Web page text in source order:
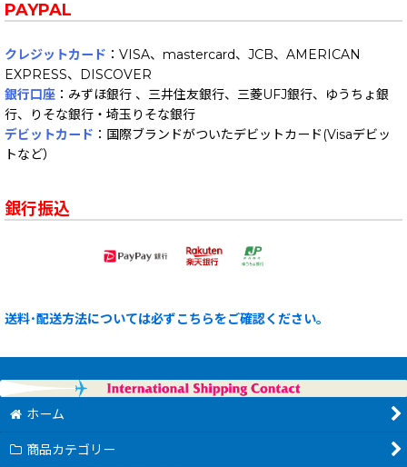
PAYPAL
クレジットカード ：VISA、mastercard、JCB、AMERICAN
EXPRESS、DISCOVER
銀行口座 ：みずほ銀行 、三井住友銀行、三菱UFJ銀行、ゆうちょ銀
行、りそな銀行・埼玉りそな銀行
デビットカード ：国際ブランドがついたデビットカード(Visaデビッ
トなど）
銀行振込
送料･配送方法については必ずこちらをご確認ください。
ホーム
商品カテゴリー